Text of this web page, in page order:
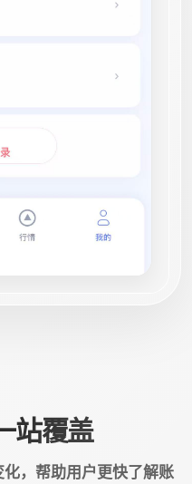
站覆盖
，帮助用户更快了解账